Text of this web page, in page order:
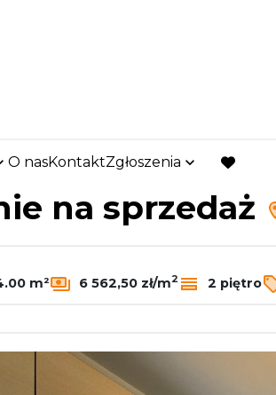
O nasKontaktZgłoszenia
favorite
Mieszkania Sprzedaż Zduńska Wola
na sprzedaż
m² 6 562,50 zł/m2 2 piętro